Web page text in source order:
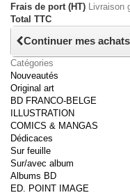
Frais de port (HT) Livraison
Total TTC
Continuer mes achats
Catégories
Nouveautés
Original art
BD FRANCO-BELGE
ILLUSTRATION
COMICS & MANGAS
Dédicaces
Sur feuille
Sur/avec album
Albums BD
ED. POINT IMAGE